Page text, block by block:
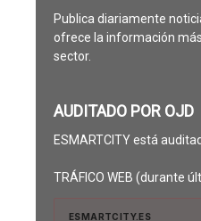
Publica diariamente
ofrece la información
sector.
AUDITADO POR OJD
ESMARTCITY está
TRÁFICO WEB (durante